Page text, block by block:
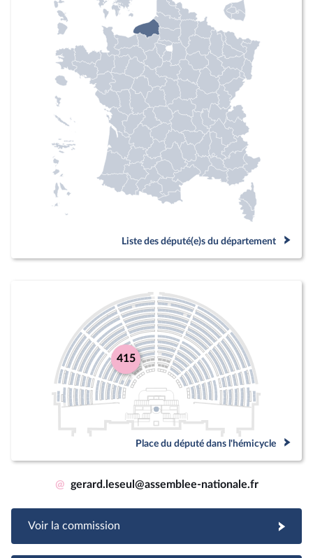
Liste des député(e)s du département
415
Place du député dans l'hémicycle
@ gerard.leseul@assemblee-nationale.fr
Voir la commission